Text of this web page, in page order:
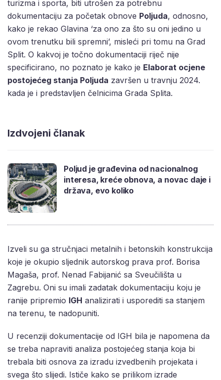
turizma i sporta, biti utrošen za potrebnu
dokumentaciju za početak obnove Poljuda, odnosno,
kako je rekao Glavina ‘za ono za što su oni jedino u
ovom trenutku bili spremni’, misleći pri tomu na Grad
Split. O kakvoj je točno dokumentaciji riječ nije
specificirano, no poznato je kako je Elaborat ocjene
postojećeg stanja Poljuda završen u travnju 2024.
kada je i predstavljen čelnicima Grada Splita.
Izdvojeni članak
Poljud je građevina od nacionalnog
interesa, kreće obnova, a novac daje i
država, evo koliko
Izveli su ga stručnjaci metalnih i betonskih konstrukcija
koje je okupio sljednik autorskog prava prof. Borisa
Magaša, prof. Nenad Fabijanić sa Sveučilišta u
Zagrebu. Oni su imali zadatak dokumentaciju koju je
ranije pripremio IGH analizirati i usporediti sa stanjem
na terenu, te nadopuniti.
U recenziji dokumentacije od IGH bila je napomena da
se treba napraviti analiza postojećeg stanja koja bi
trebala biti osnova za izradu izvedbenih projekata i
svega što slijedi. Ističe kako se prilikom izrade